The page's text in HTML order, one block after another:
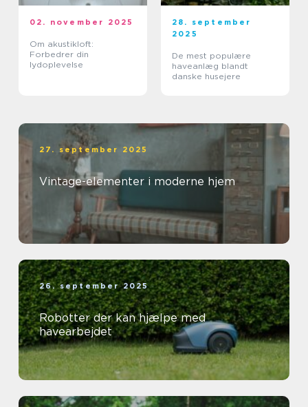
02. november 2025
Om akustikloft:
Forbedrer din
lydoplevelse
28. september
2025
De mest populære
haveanlæg blandt
danske husejere
27. september 2025
Vintage-elementer i moderne hjem
26. september 2025
Robotter der kan hjælpe med
havearbejdet